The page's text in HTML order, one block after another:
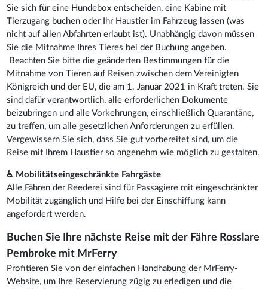
Sie sich für eine Hundebox entscheiden, eine Kabine mit
Tierzugang buchen oder Ihr Haustier im Fahrzeug lassen (was
nicht auf allen Abfahrten erlaubt ist). Unabhängig davon müssen
Sie die Mitnahme Ihres Tieres bei der Buchung angeben.
Beachten Sie bitte die geänderten Bestimmungen für die
Mitnahme von Tieren auf Reisen zwischen dem Vereinigten
Königreich und der EU, die am 1. Januar 2021 in Kraft treten. Sie
sind dafür verantwortlich, alle erforderlichen Dokumente
beizubringen und alle Vorkehrungen, einschließlich Quarantäne,
zu treffen, um alle gesetzlichen Anforderungen zu erfüllen.
Vergewissern Sie sich, dass Sie gut vorbereitet sind, um die
Reise mit Ihrem Haustier so angenehm wie möglich zu gestalten.
♿ Mobilitätseingeschränkte Fahrgäste
Alle Fähren der Reederei sind für Passagiere mit eingeschränkter
Mobilität zugänglich und Hilfe bei der Einschiffung kann
angefordert werden.
Buchen Sie Ihre nächste Reise mit der Fähre Rosslare
Pembroke mit MrFerry
Profitieren Sie von der einfachen Handhabung der MrFerry-
Website, um Ihre Reservierung zügig zu erledigen und die